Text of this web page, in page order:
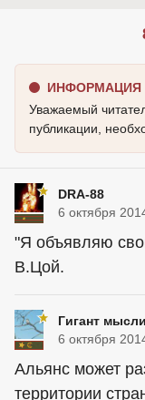
ИНФОРМАЦИЯ
Уважаемый
публикации,
DRA-88
6 октября
"Я объявляю
В.Цой.
Гигант мысли
6 октября
Альянс может
территории